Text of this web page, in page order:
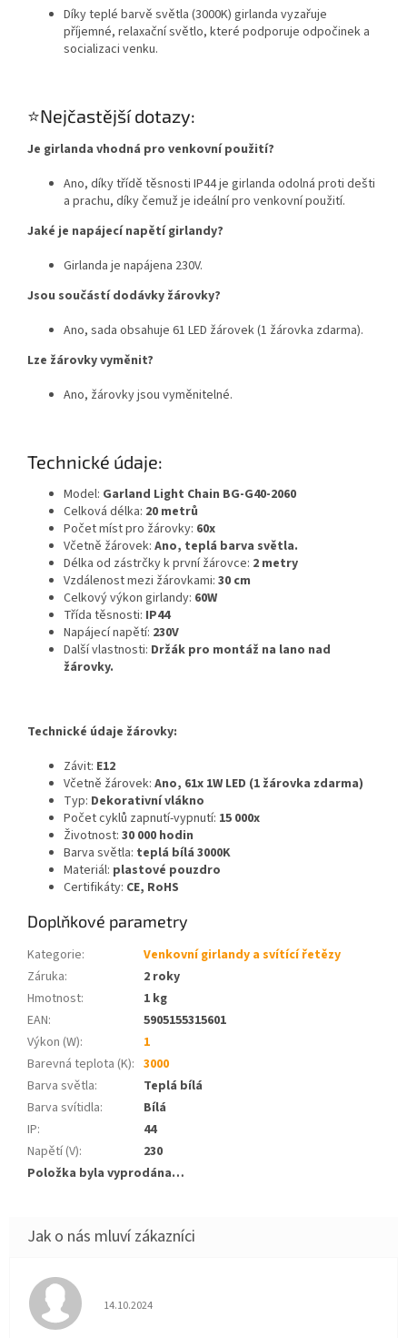
Díky teplé barvě světla (3000K) girlanda vyzařuje
příjemné, relaxační světlo, které podporuje odpočinek a
socializaci venku.
⭐Nejčastější dotazy:
Je girlanda vhodná pro venkovní použití?
Ano, díky třídě těsnosti IP44 je girlanda odolná proti dešti
a prachu, díky čemuž je ideální pro venkovní použití.
Jaké je napájecí napětí girlandy?
Girlanda je napájena 230V.
Jsou součástí dodávky žárovky?
Ano, sada obsahuje 61 LED žárovek (1 žárovka zdarma).
Lze žárovky vyměnit?
Ano, žárovky jsou vyměnitelné.
Technické údaje:
Model: Garland Light Chain BG-G40-2060
Celková délka: 20 metrů
Počet míst pro žárovky: 60x
Včetně žárovek: Ano, teplá barva světla.
Délka od zástrčky k první žárovce: 2 metry
Vzdálenost mezi žárovkami: 30 cm
Celkový výkon girlandy: 60W
Třída těsnosti: IP44
Napájecí napětí: 230V
Další vlastnosti: Držák pro montáž na lano nad
žárovky.
Technické údaje žárovky:
Závit: E12
Včetně žárovek: Ano, 61x 1W LED (1 žárovka zdarma)
Typ: Dekorativní vlákno
Počet cyklů zapnutí-vypnutí: 15 000x
Životnost: 30 000 hodin
Barva světla: teplá bílá 3000K
Materiál: plastové pouzdro
Certifikáty: CE, RoHS
Doplňkové parametry
Kategorie:
Venkovní girlandy a svítící řetězy
Záruka:
2 roky
Hmotnost:
1 kg
EAN:
5905155315601
Výkon (W):
1
Barevná teplota (K): 3000
Barva světla:
Teplá bílá
Barva svítidla:
Bílá
IP:
44
Napětí (V):
230
Položka byla vyprodána…
Hodnocení obchodu je 5 z 5 hvězdiček.
14.10.2024